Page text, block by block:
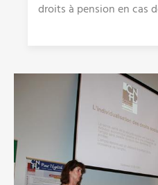
Foyer d'accueil "Foyer-
Ateliers Violence
Observatoire des élections
droits à pension en cas